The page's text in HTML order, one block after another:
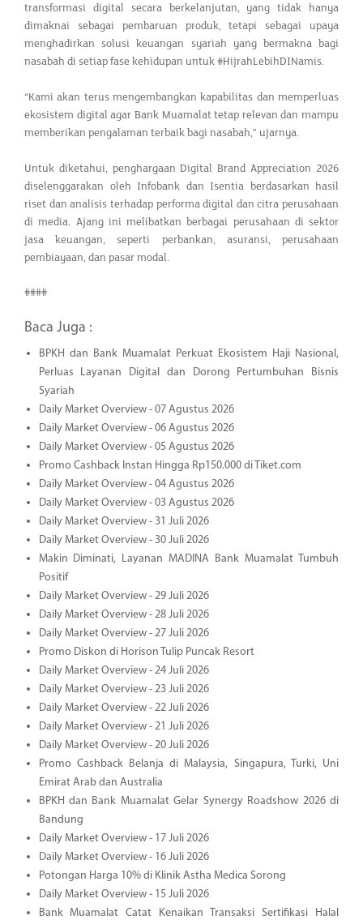
transformasi digital secara berkelanjutan, yang tidak hanya
dimaknai sebagai pembaruan produk, tetapi sebagai upaya
menghadirkan solusi keuangan syariah yang bermakna bagi
nasabah di setiap fase kehidupan untuk #HijrahLebihDINamis.
“Kami akan terus mengembangkan kapabilitas dan memperluas
ekosistem digital agar Bank Muamalat tetap relevan dan mampu
memberikan pengalaman terbaik bagi nasabah,” ujarnya.
Untuk diketahui, penghargaan Digital Brand Appreciation 2026
diselenggarakan oleh Infobank dan Isentia berdasarkan hasil
riset dan analisis terhadap performa digital dan citra perusahaan
di media. Ajang ini melibatkan berbagai perusahaan di sektor
jasa keuangan, seperti perbankan, asuransi, perusahaan
pembiayaan, dan pasar modal.
####
Baca Juga :
BPKH dan Bank Muamalat Perkuat Ekosistem Haji Nasional,
Perluas Layanan Digital dan Dorong Pertumbuhan Bisnis
Syariah
Daily Market Overview - 07 Agustus 2026
Daily Market Overview - 06 Agustus 2026
Daily Market Overview - 05 Agustus 2026
Promo Cashback Instan Hingga Rp150.000 di Tiket.com
Daily Market Overview - 04 Agustus 2026
Daily Market Overview - 03 Agustus 2026
Daily Market Overview - 31 Juli 2026
Daily Market Overview - 30 Juli 2026
Makin Diminati, Layanan MADINA Bank Muamalat Tumbuh
Positif
Daily Market Overview - 29 Juli 2026
Daily Market Overview - 28 Juli 2026
Daily Market Overview - 27 Juli 2026
Promo Diskon di Horison Tulip Puncak Resort
Daily Market Overview - 24 Juli 2026
Daily Market Overview - 23 Juli 2026
Daily Market Overview - 22 Juli 2026
Daily Market Overview - 21 Juli 2026
Daily Market Overview - 20 Juli 2026
Promo Cashback Belanja di Malaysia, Singapura, Turki, Uni
Emirat Arab dan Australia
BPKH dan Bank Muamalat Gelar Synergy Roadshow 2026 di
Bandung
Daily Market Overview - 17 Juli 2026
Daily Market Overview - 16 Juli 2026
Potongan Harga 10% di Klinik Astha Medica Sorong
Daily Market Overview - 15 Juli 2026
Bank Muamalat Catat Kenaikan Transaksi Sertifikasi Halal